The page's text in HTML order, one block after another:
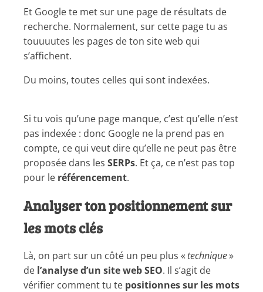
Et Google te met sur une page de résultats de
recherche. Normalement, sur cette page tu as
touuuutes les pages de ton site web qui
s’affichent.
Du moins, toutes celles qui sont indexées.
Si tu vois qu’une page manque, c’est qu’elle n’est
pas indexée : donc Google ne la prend pas en
compte, ce qui veut dire qu’elle ne peut pas être
proposée dans les SERPs. Et ça, ce n’est pas top
pour le référencement.
Analyser ton positionnement sur
les mots clés
Là, on part sur un côté un peu plus « technique»
de l’analyse d’un site web SEO. Il s’agit de
vérifier comment tu te positionnes sur les mots